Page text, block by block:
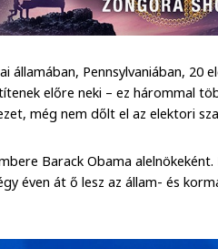
államában, Pennsylvaniában, 20
előre neki – ez hárommal
még nem dőlt el az elektori
Barack Obama
éven át ő lesz az állam- és